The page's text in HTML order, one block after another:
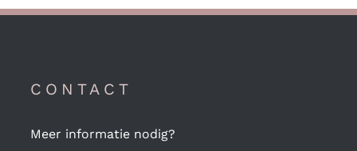
CONTACT
Meer informatie nodig?